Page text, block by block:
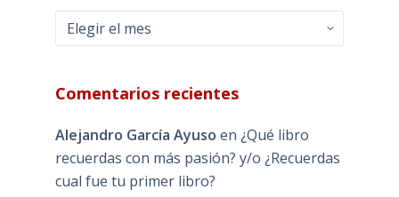
Archivos
Comentarios recientes
Alejandro García Ayuso en ¿Qué libro
recuerdas con más pasión? y/o ¿Recuerdas
cual fue tu primer libro?